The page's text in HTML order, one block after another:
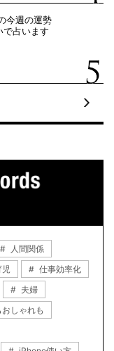
今週の運勢
で占います
人間関係
児
仕事効率化
夫婦
しゃれも